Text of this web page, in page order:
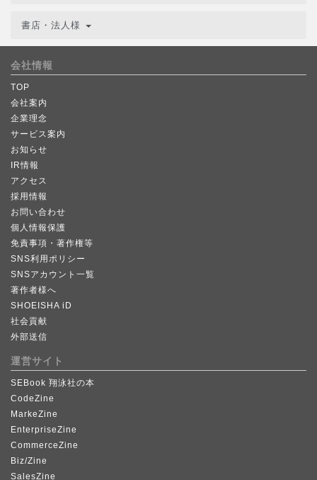
書店・法人様
会社情報
TOP
会社案内
企業理念
サービス案内
お知らせ
IR情報
アクセス
採用情報
お問い合わせ
個人情報保護
免責事項・著作権等
SNS利用ポリシー
SNSアカウント一覧
著作者様へ
SHOEISHA iD
社会貢献
外部送信
運営サイト
SEBook 翔泳社の本
CodeZine
MarkeZine
EnterpriseZine
CommerceZine
Biz/Zine
SalesZine